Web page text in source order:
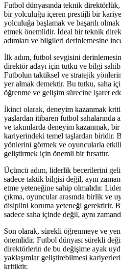
Futbol dünyasında teknik
bir yolculuğu içeren prestijli bir
yolculuğa başlamak ve başarılı
etmek önemlidir. İdeal bir teknik
adımları ve bilgileri derinlemesine
İlk adım, futbol sevgisini
direktör adayı için tutku ve bilgi
Futbolun taktiksel ve stratejik
yer almak demektir. Bu tutku, saha
öğrenme ve gelişim sürecine işaret
İkinci olarak, deneyim kazanmak
yaşlardan itibaren futbol sahalarında
ve takımlarda deneyim kazanmak,
kariyerindeki temel taşlardan biridir.
yönlerini görmek ve oyuncularla
geliştirmek için önemli bir fırsattır.
Üçüncü adım, liderlik becerilerini
sadece taktik bilgisi değil, aynı
etme yeteneğine sahip olmalıdır.
çıkma, oyuncular arasında birlik ve
disiplini koruma yeteneği gerektirir.
sadece saha içinde değil, aynı
Son olarak, sürekli öğrenmeye ve
önemlidir. Futbol dünyası sürekli
direktörlerin de bu değişime ayak
yaklaşımlar geliştirebilmesi
kritiktir.